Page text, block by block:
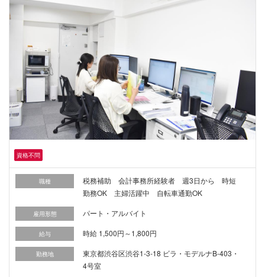
資格不問
職種
税務補助 会計事務所経験者 週3日から 時短
勤務OK 主婦活躍中 自転車通勤OK
雇用形態 パート・アルバイト
給与 時給 1,500円～1,800円
勤務地
東京都渋谷区渋谷1-3-18 ビラ・モデルナB-403・
4号室